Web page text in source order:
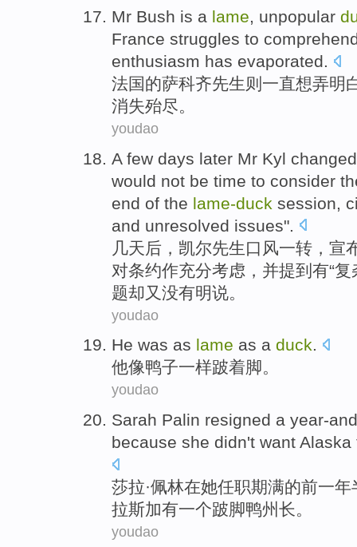
Mr Bush is a lame, unpopular
France struggles to
enthusiasm has evaporated.
法国的萨科齐先生则一直想弄明
消失殆尽。
youdao
A few days later Mr Kyl
would not be time to consider
end of the lame-duck session,
and unresolved issues".
几天后 ， 凯尔先生口风一转 ， 宣
对条约作充分考虑 ，并提到有“复
题却 又没有明说。
youdao
He was as lame as a duck.
他像鸭子一样跛着脚。
youdao
Sarah Palin resigned a year-
because she didn't want
莎拉·佩林在她任职期满的前一年
拉斯加有一个跛脚鸭州长。
youdao